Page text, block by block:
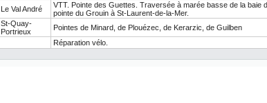
Le Val André
VTT. Pointe des Guettes. Traversée à marée basse de la baie
pointe du Grouin à St-Laurent-de-la-Mer.
St-Quay-
Portrieux
Pointes de Minard, de Plouézec, de Kerarzic, de Guilben
Réparation vélo.